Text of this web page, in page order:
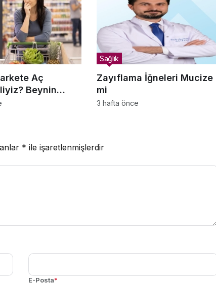
Aç
Beynin
Psikolojisi
Zayıflama İğneleri Mucize
mi
Sağlık
3 hafta önce
* ile işaretlenmişlerdir
E-Posta*